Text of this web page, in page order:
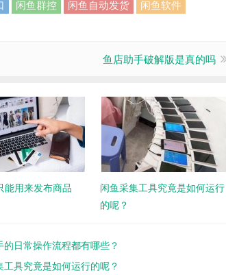
闲鱼群控 闲鱼自动发货
闲鱼软件
鱼店助手破解版是真的吗
能用来发布商品
闲鱼采集工具究竟是如何运行
的呢？
的日常操作流程都有哪些？
工具究竟是如何运行的呢？